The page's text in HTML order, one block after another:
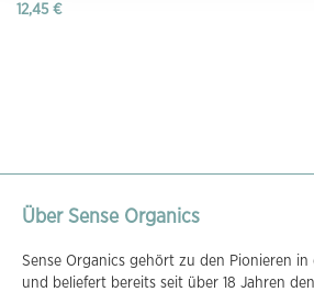
12,45 €
Über Sense Organics
Sense Organics gehört zu den Pionieren
und beliefert bereits seit über 18 Jahren